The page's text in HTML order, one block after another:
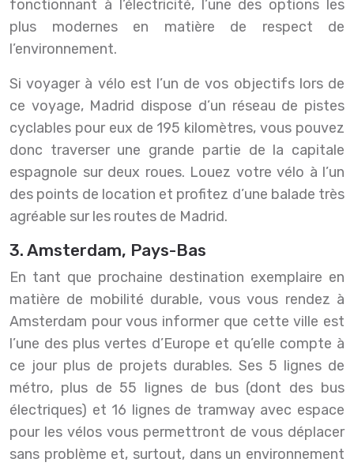
fonctionnant à l’électricité, l’une des options les
plus modernes en matière de respect de
l’environnement.
Si voyager à vélo est l’un de vos objectifs lors de
ce voyage, Madrid dispose d’un réseau de pistes
cyclables pour eux de 195 kilomètres, vous pouvez
donc traverser une grande partie de la capitale
espagnole sur deux roues. Louez votre vélo à l’un
des points de location et profitez d’une balade très
agréable sur les routes de Madrid.
3. Amsterdam, Pays-Bas
En tant que prochaine destination exemplaire en
matière de mobilité durable, vous vous rendez à
Amsterdam pour vous informer que cette ville est
l’une des plus vertes d’Europe et qu’elle compte à
ce jour plus de projets durables. Ses 5 lignes de
métro, plus de 55 lignes de bus (dont des bus
électriques) et 16 lignes de tramway avec espace
pour les vélos vous permettront de vous déplacer
sans problème et, surtout, dans un environnement